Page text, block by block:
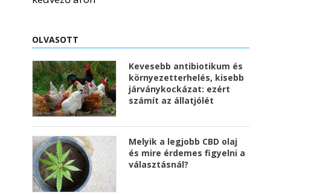
OLVASOTT
Kevesebb antibiotikum és
környezetterhelés, kisebb
járványkockázat: ezért
számít az állatjólét
Melyik a legjobb CBD olaj
és mire érdemes figyelni a
választásnál?